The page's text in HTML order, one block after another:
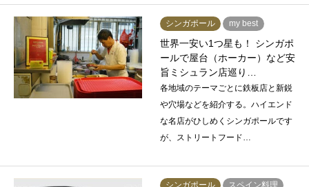
シンガポール my best
世界一安い1つ星も！ シンガポ
ールで屋台（ホーカー）など安
旨ミシュラン店巡り…
各地域のテーマごとに鉄板店と新鋭
や穴場などを紹介する。ハイエンド
な名店がひしめくシンガポールです
が、ストリートフード…